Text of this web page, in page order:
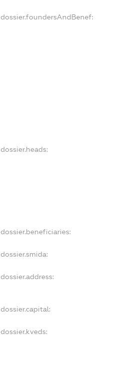
dossier.foundersAndBenef:
dossier.heads:
dossier.beneficiaries:
dossier.smida:
dossier.address:
dossier.capital:
dossier.kveds: